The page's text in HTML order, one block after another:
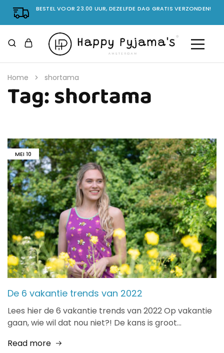
BESTEL VOOR 23.00 UUR, DEZELFDE DAG GRATIS VERZONDEN!
Home shortama
Tag:shortama
MEI 10
De 6 vakantie trends van 2022
Lees hier de 6 vakantie trends van 2022 Op vakantie
gaan, wie wil dat nou niet?! De kans is groot…
Read more